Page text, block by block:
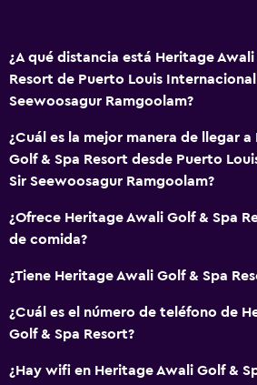
¿A qué distancia está Heritage Awali
Resort de Puerto Louis Internacional
Seewoosagur Ramgoolam?
¿Cuál es la mejor manera de llegar
Golf & Spa Resort desde Puerto
Sir Seewoosagur Ramgoolam?
¿Ofrece Heritage Awali Golf & Spa
de comida?
¿Tiene Heritage Awali Golf & Spa
¿Cuál es el número de teléfono de
Golf & Spa Resort?
¿Hay wifi en Heritage Awali Golf &